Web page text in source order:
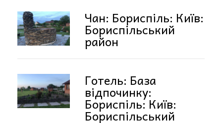
Чан: Бориспіль: Київ:
Бориспільський
район
Готель: База
відпочинку:
Бориспіль: Київ:
Бориспільський